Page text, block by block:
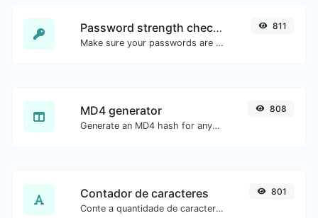
Password strength checker
Make sure your passwords are good enough.
811
MD4 generator
Generate an MD4 hash for any string input.
808
Contador de caracteres
Conte a quantidade de caracteres e palavras de um texto.
801